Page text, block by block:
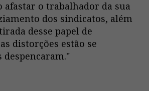
o trabalhador da sua
dos sindicatos, além
desse papel de
distorções estão se